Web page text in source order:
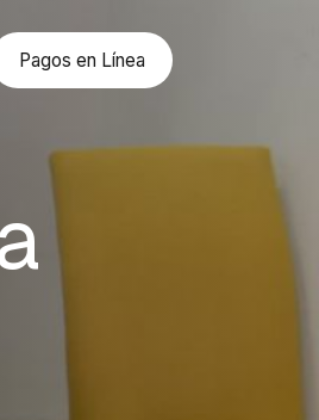
Pagos en Línea